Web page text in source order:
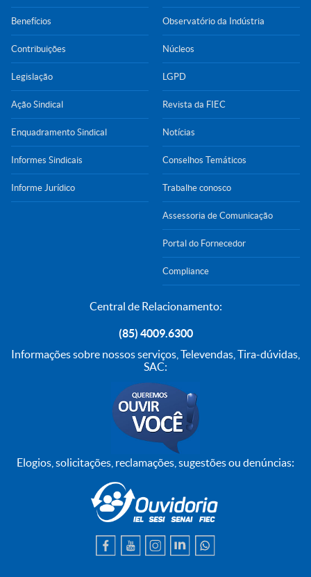
Benefícios
Contribuições
Legislação
Ação Sindical
Enquadramento Sindical
Informes Sindicais
Informe Jurídico
Observatório da Indústria
Núcleos
LGPD
Revista da FIEC
Notícias
Conselhos Temáticos
Trabalhe conosco
Assessoria de Comunicação
Portal do Fornecedor
Compliance
Central de Relacionamento:
(85) 4009.6300
Informações sobre nossos serviços, Televendas, Tira-dúvidas,
SAC:
Elogios, solicitações, reclamações, sugestões ou denúncias: